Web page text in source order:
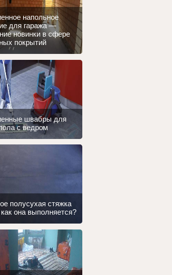
напольное
для гаража —
новинки в сфере
покрытий
швабры для
с ведром
полусухая стяжка
она выполняется?